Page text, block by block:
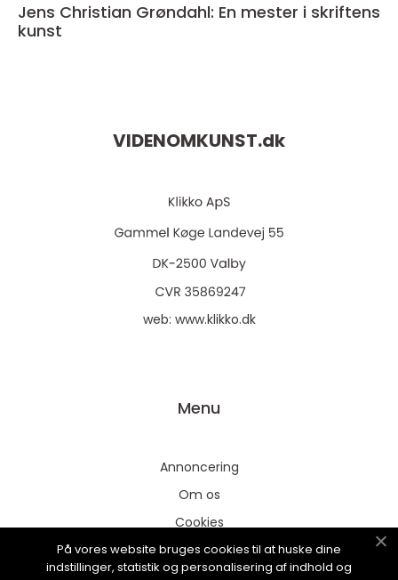
Jens Christian Grøndahl: En mester i skriftens
kunst
VIDENOMKUNST.dk
web: www.klikko.dk
Menu
Annoncering
Om os
Cookies
Kontakt os
På vores website bruges cookies til at huske dine
indstillinger, statistik og personalisering af indhold og